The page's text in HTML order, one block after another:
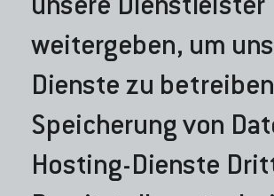
unsere Dienstleister
weitergeben, um
Dienste zu
Speicherung von
Hosting-Dienste